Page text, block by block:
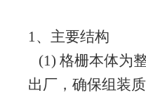
1、主要结构
(1) 格栅本体为
出厂，确保组装